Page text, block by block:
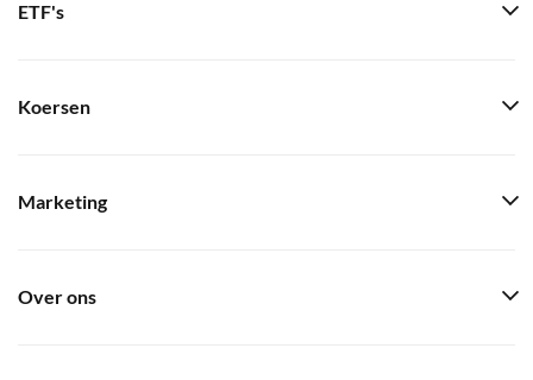
ETF's
Koersen
Marketing
Over ons